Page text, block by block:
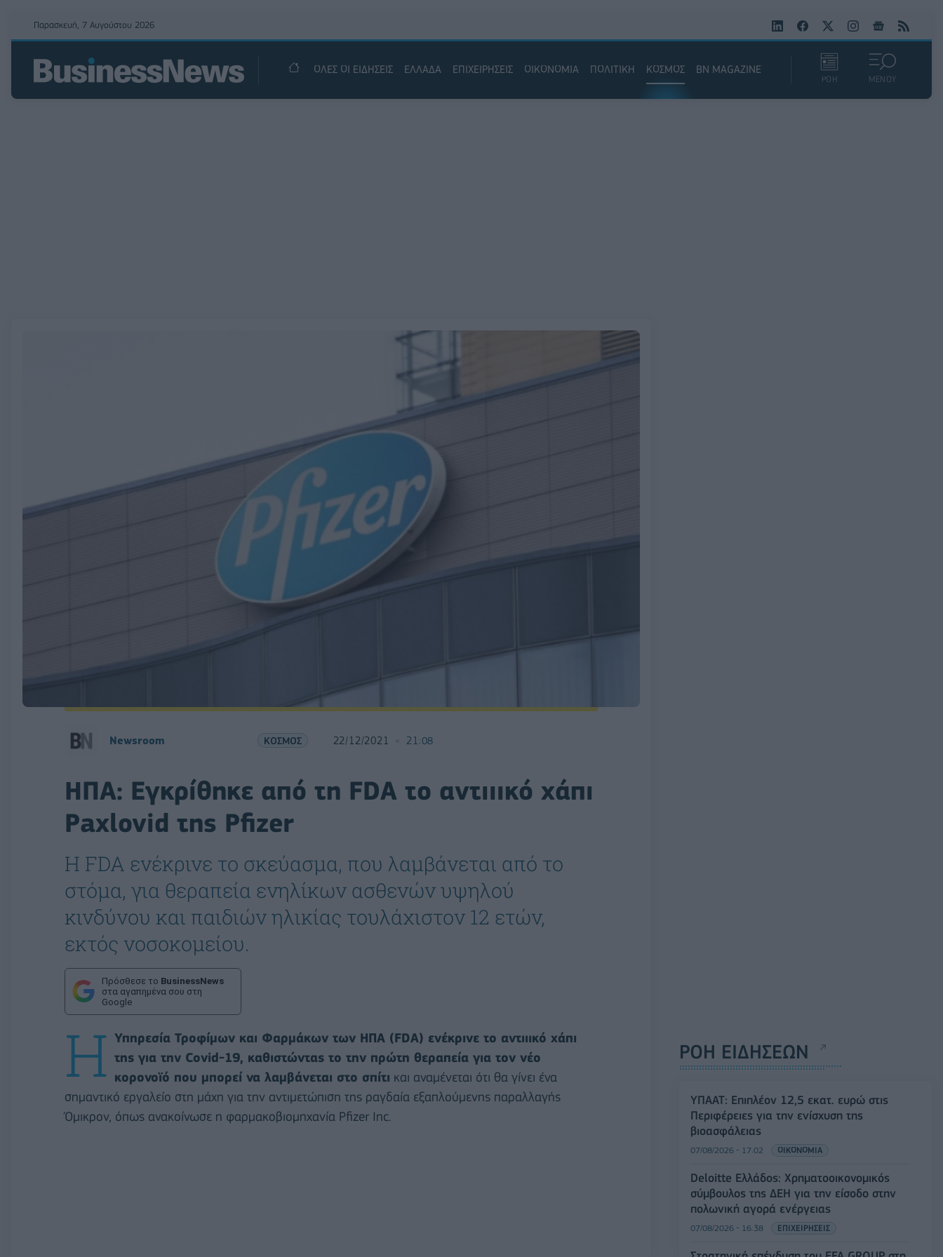
Παρασκευή, 7 Αυγούστου 2026
ΟΛΕΣ ΟΙ ΕΙΔΗΣΕΙΣ ΕΛΛΑΔΑ ΕΠΙΧΕΙΡΗΣΕΙΣ ΟΙΚΟΝΟΜΙΑ ΠΟΛΙΤΙΚΗ ΚΟΣΜΟΣ BN MAGAZINE
ΡΟΗ ΜΕΝΟΥ
Newsroom ΚΟΣΜΟΣ 22/12/2021 21:08
ΗΠΑ: Εγκρίθηκε από τη FDA το αντιιικό χάπι
Paxlovid της Pfizer
Η FDA ενέκρινε το σκεύασμα, που λαμβάνεται από το
στόμα, για θεραπεία ενηλίκων ασθενών υψηλού
κινδύνου και παιδιών ηλικίας τουλάχιστον 12 ετών,
εκτός νοσοκομείου.
Πρόσθεσε το BusinessNews
στα αγαπημένα σου στη
Google
H Υπηρεσία Τροφίμων και Φαρμάκων των ΗΠΑ (FDA) ενέκρινε το αντιιικό χάπι
της για την Covid-19, καθιστώντας το την πρώτη θεραπεία για τον νέο
κορονοϊό που μπορεί να λαμβάνεται στο σπίτι και αναμένεται ότι θα γίνει ένα
σημαντικό εργαλείο στη μάχη για την αντιμετώπιση της ραγδαία εξαπλούμενης παραλλαγής
Όμικρον, όπως ανακοίνωσε η φαρμακοβιομηχανία Pfizer Inc.
ΡΟΗ ΕΙΔΗΣΕΩΝ
ΥΠΑΑΤ: Επιπλέον 12,5 εκατ. ευρώ στις
Περιφέρειες για την ενίσχυση της
βιοασφάλειας
07/08/2026 - 17:02 ΟΙΚΟΝΟΜΙΑ
Deloitte Ελλάδος: Χρηματοοικονομικός
σύμβουλος της ΔΕΗ για την είσοδο στην
πολωνική αγορά ενέργειας
07/08/2026 - 16:38 ΕΠΙΧΕΙΡΗΣΕΙΣ